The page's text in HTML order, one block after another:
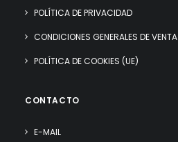
POLÍTICA DE PRIVACIDAD
CONDICIONES GENERALES DE VENTA
POLÍTICA DE COOKIES (UE)
CONTACTO
E-MAIL